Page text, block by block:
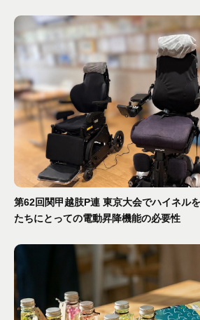
第62回関甲越肢P連 東京大会でハイネル
たちにとっての電動昇降機能の必要性